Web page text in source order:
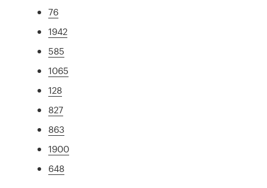
76
1942
585
1065
128
827
863
1900
648